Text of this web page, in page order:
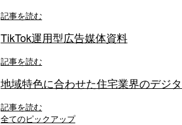
記事を読む
TikTok運用型広告媒体資料
記事を読む
地域特色に合わせた住宅業界のデジ
記事を読む
全てのピックアップ